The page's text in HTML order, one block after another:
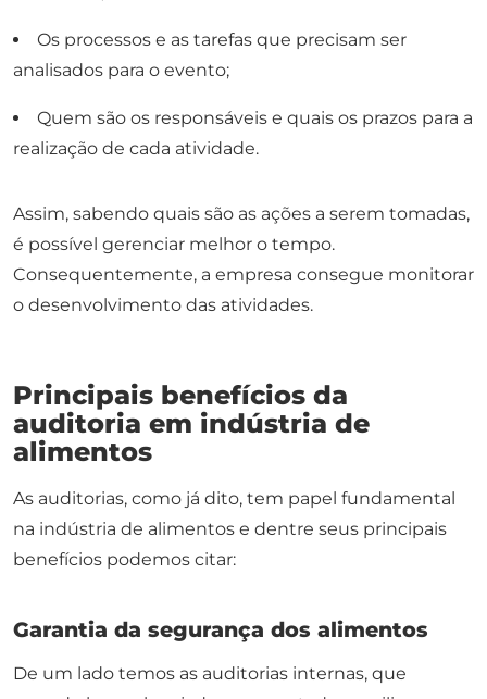
Os processos e as tarefas que precisam ser
analisados para o evento;
Quem são os responsáveis e quais os prazos para a
realização de cada atividade.
Assim, sabendo quais são as ações a serem tomadas,
é possível gerenciar melhor o tempo.
Consequentemente, a empresa consegue monitorar
o desenvolvimento das atividades.
Principais benefícios da
auditoria em indústria de
alimentos
As auditorias, como já dito, tem papel fundamental
na indústria de alimentos e dentre seus principais
benefícios podemos citar:
Garantia da segurança dos alimentos
De um lado temos as auditorias internas, que